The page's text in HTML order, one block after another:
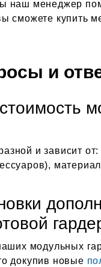
наш менеджер
сможете купить
и
и зависит
модульных
докупив новые